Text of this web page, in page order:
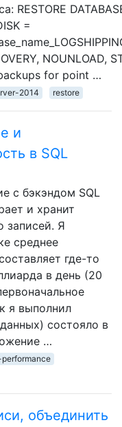
RESTORE
=
NOUNLOAD,
for point …
2014 restore
и
в SQL
с бэкэндом SQL
и хранит
записей. Я
среднее
где-то
в день (20
я выполнил
состояло в
…
объединить